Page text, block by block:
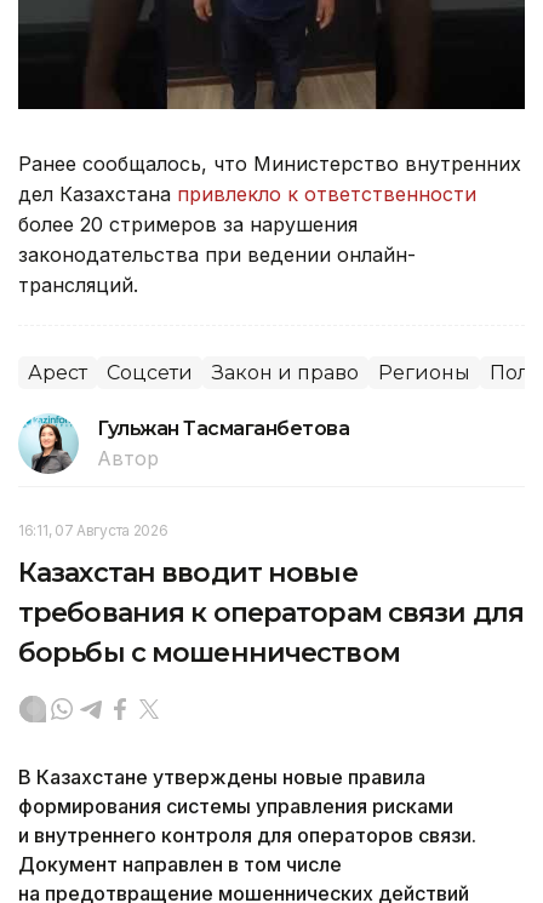
Ранее сообщалось, что Министерство внутренних
дел Казахстана привлекло к ответственности
более 20 стримеров за нарушения
законодательства при ведении онлайн-
трансляций.
Арест Соцсети Закон и право Регионы
Гульжан Тасмаганбетова
Автор
16:11, 07 Августа 2026
Казахстан вводит новые
требования к операторам связи для
борьбы с мошенничеством
В Казахстане утверждены новые правила
формирования системы управления рисками
и внутреннего контроля для операторов связи.
Документ направлен в том числе
на предотвращение мошеннических действий